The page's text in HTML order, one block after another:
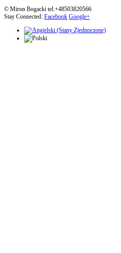
© Miron Bogacki tel.+48503820566
Stay Connected: Facebook Google+